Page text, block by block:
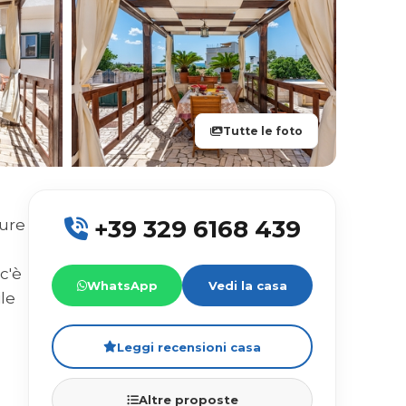
Tutte le foto
+39 329 6168 439
WhatsApp Vedi la casa
Leggi recensioni casa
Altre proposte